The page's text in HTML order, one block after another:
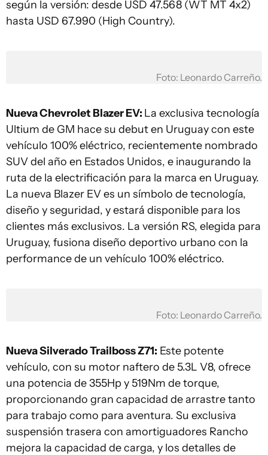
según la versión: desde USD 47.568 (WT MT 4x2)
hasta USD 67.990 (High Country).
Foto: Leonardo Carreño.
Nueva Chevrolet Blazer EV: La exclusiva tecnología
Ultium de GM hace su debut en Uruguay con este
vehículo 100% eléctrico, recientemente nombrado
SUV del año en Estados Unidos, e inaugurando la
ruta de la electrificación para la marca en Uruguay.
La nueva Blazer EV es un símbolo de tecnología,
diseño y seguridad, y estará disponible para los
clientes más exclusivos. La versión RS, elegida para
Uruguay, fusiona diseño deportivo urbano con la
performance de un vehículo 100% eléctrico.
Foto: Leonardo Carreño.
Nueva Silverado Trailboss Z71: Este potente
vehículo, con su motor naftero de 5.3L V8, ofrece
una potencia de 355Hp y 519Nm de torque,
proporcionando gran capacidad de arrastre tanto
para trabajo como para aventura. Su exclusiva
suspensión trasera con amortiguadores Rancho
mejora la capacidad de carga, y los detalles de